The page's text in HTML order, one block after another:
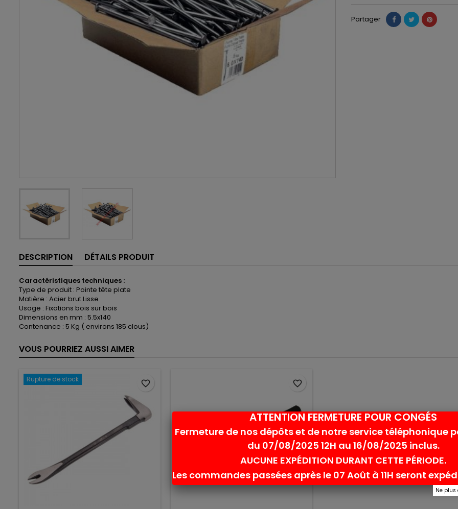
Partager
DESCRIPTION DÉTAILS PRODUIT
Caractéristiques techniques :
Type de produit : Pointe tête plate
Matière : Acier brut Lisse
Usage : Fixations bois sur bois
Dimensions en mm : 5.5x140
Contenance : 5 Kg ( environs 185 clous)
VOUS POURRIEZ AUSSI AIMER
Rupture de stock favorite_border favorite_border
ATTENTION FERMETURE POUR CONGÉS
Fermeture de nos dépôts et de notre service téléphonique
du 07/08/2025 12H au 16/08/2025 inclus.
AUCUNE EXPÉDITION DURANT CETTE PÉRIODE.
Les commandes passées après le 07 Août à 11H seront
Ne plus